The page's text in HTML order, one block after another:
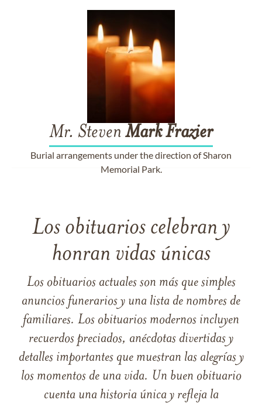
Mr. Steven MarkFrazier
Burial arrangements under the direction of Sharon
Memorial Park.
Los obituarios celebran y
honran vidas únicas
Los obituarios actuales son más que simples
anuncios funerarios y una lista de nombres de
familiares. Los obituarios modernos incluyen
recuerdos preciados, anécdotas divertidas y
detalles importantes que muestran las alegrías y
los momentos de una vida. Un buen obituario
cuenta una historia única y refleja la